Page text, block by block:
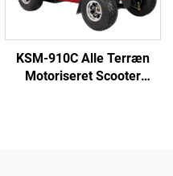
KSM-910C Alle Terræn
Motoriseret Scooter